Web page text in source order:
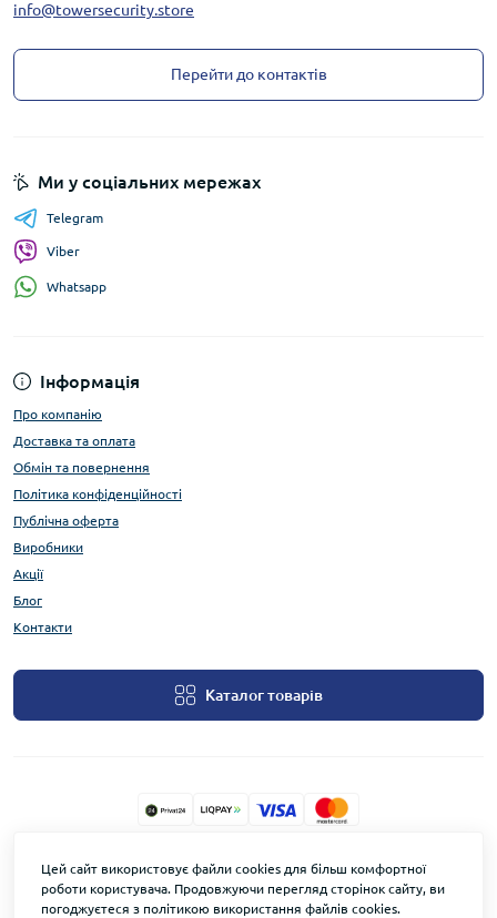
info@towersecurity.store
Перейти до контактів
Інформація
Про компанію
Доставка та оплата
Обмін та повернення
Політика конфіденційності
Публічна оферта
Виробники
Акції
Блог
Контакти
Каталог товарів
Ми у соціальних мережах
Telegram
Viber
Whatsapp
TOWERSECURITY.STORE © 2026
Цей сайт використовує файли cookies для більш комфортної
роботи користувача. Продовжуючи перегляд сторінок сайту, ви
погоджуєтеся з політикою використання файлів cookies.